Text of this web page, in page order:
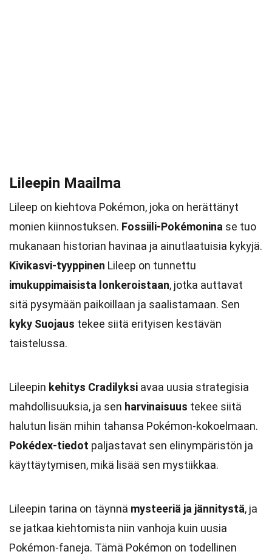
Lileepin Maailma
Lileep on kiehtova Pokémon, joka on herättänyt
monien kiinnostuksen. Fossiili-Pokémonina se tuo
mukanaan historian havinaa ja ainutlaatuisia kykyjä.
Kivikasvi-tyyppinen Lileep on tunnettu
imukuppimaisista lonkeroistaan, jotka auttavat
sitä pysymään paikoillaan ja saalistamaan. Sen
kyky Suojaus tekee siitä erityisen kestävän
taistelussa.
Lileepin kehitys Cradilyksi avaa uusia strategisia
mahdollisuuksia, ja sen harvinaisuus tekee siitä
halutun lisän mihin tahansa Pokémon-kokoelmaan.
Pokédex-tiedot paljastavat sen elinympäristön ja
käyttäytymisen, mikä lisää sen mystiikkaa.
Lileepin tarina on täynnä mysteeriä ja jännitystä, ja
se jatkaa kiehtomista niin vanhoja kuin uusia
Pokémon-faneja. Tämä Pokémon on todellinen